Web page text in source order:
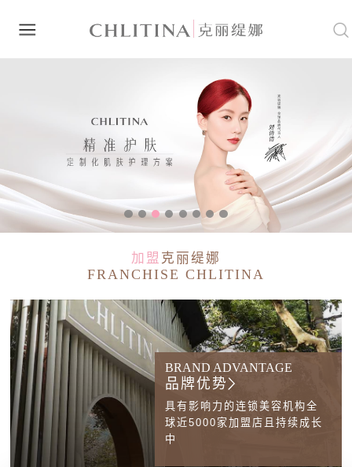
加盟 克丽缇娜
FRANCHISE CHLITINA
BRAND ADVANTAGE
品牌优势
具有影响力的连锁美容机构全
球近5000家加盟店且持续成长
中